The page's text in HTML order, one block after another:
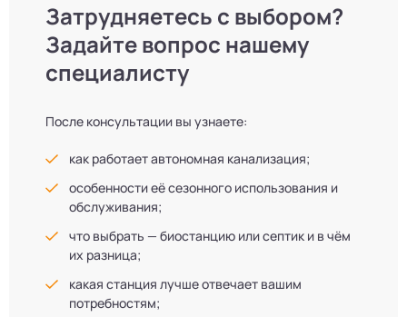
Затрудняетесь с выбором?
Задайте вопрос нашему
специалисту
После консультации вы узнаете:
как работает автономная канализация;
особенности её сезонного использования и
обслуживания;
что выбрать — биостанцию или септик и в чём
их разница;
какая станция лучше отвечает вашим
потребностям;